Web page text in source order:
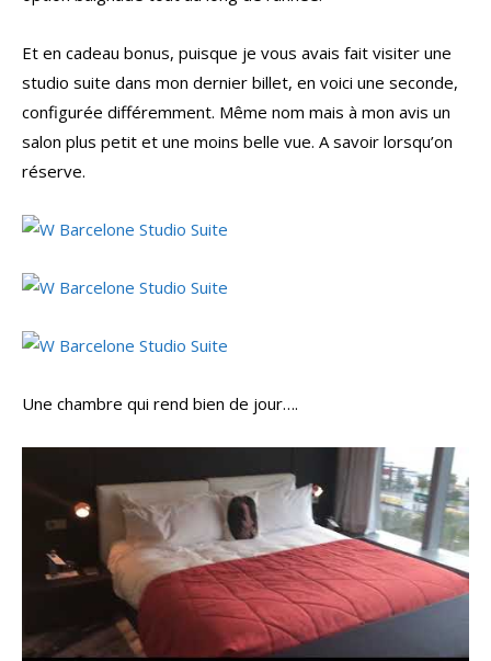
Et en cadeau bonus, puisque je vous avais fait visiter une
studio suite dans mon dernier billet, en voici une seconde,
configurée différemment. Même nom mais à mon avis un
salon plus petit et une moins belle vue. A savoir lorsqu’on
réserve.
Une chambre qui rend bien de jour….